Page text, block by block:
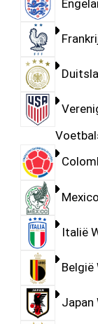
Italië
Japan